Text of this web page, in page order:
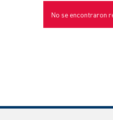
No se encontraron